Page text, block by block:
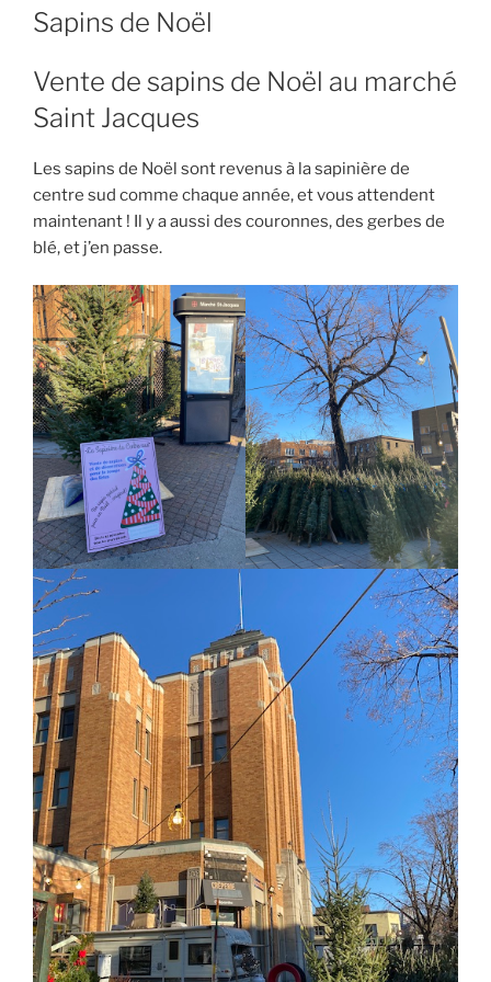
ON
Sapins de Noël
Vente de sapins de Noël au marché
Saint Jacques
Les sapins de Noël sont revenus à la sapinière de
centre sud comme chaque année, et vous attendent
maintenant ! Il y a aussi des couronnes, des gerbes de
blé, et j’en passe.